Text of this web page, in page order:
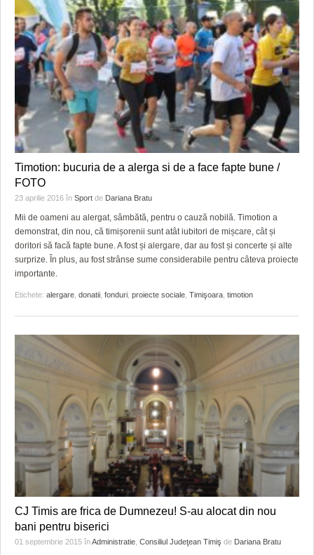
Timotion: bucuria de a alerga si de a face fapte bune /
FOTO
23 aprilie 2016 în Sport de Dariana Bratu
Mii de oameni au alergat, sâmbătă, pentru o cauză nobilă. Timotion a
demonstrat, din nou, că timișorenii sunt atât iubitori de mișcare, cât și
doritori să facă fapte bune. A fost și alergare, dar au fost și concerte și alte
surprize. În plus, au fost strânse sume considerabile pentru câteva proiecte
importante.
Etichete: alergare donatii fonduri proiecte sociale Timişoara timotion
CJ Timis are frica de Dumnezeu! S-au alocat din nou
bani pentru biserici
01 septembrie 2015 înAdministratie Consiliul Judeţean Timiş de Dariana Bratu